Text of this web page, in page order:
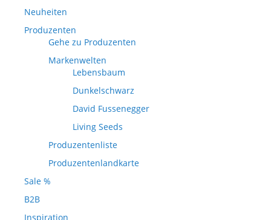
Neuheiten
Produzenten
Gehe zu Produzenten
Markenwelten
Lebensbaum
Dunkelschwarz
David Fussenegger
Living Seeds
Produzentenliste
Produzentenlandkarte
Sale %
B2B
Inspiration